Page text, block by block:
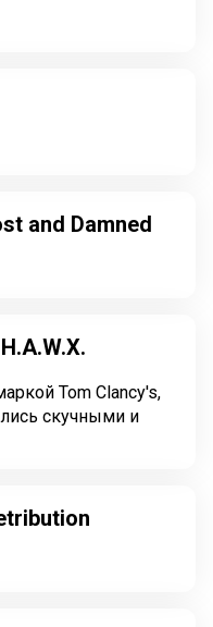
and Damned
Tom Clancy's,
скучными и